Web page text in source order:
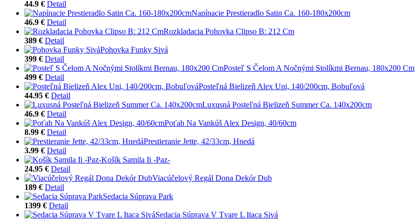
44.9 € Detail
Napínacie Prestieradlo Satin Ca. 160-180x200cm
46.9 € Detail
Rozkladacia Pohovka Clipso B: 212 Cm
389 € Detail
Pohovka Funky Sivá
399 € Detail
Posteľ S Čelom A Nočnými Stolíkmi Bernau, 180x200 Cm
499 € Detail
Posteľná Bielizeň Alex Uni, 140/200cm, Bobuľová
44.95 € Detail
Luxusná Posteľná Bielizeň Summer Ca. 140x200cm
46.9 € Detail
Poťah Na Vankúš Alex Design, 40/60cm
8.99 € Detail
Prestieranie Jette, 42/33cm, Hnedá
3.99 € Detail
Košík Samila Ii -Paz-
24.95 € Detail
Viacúčelový Regál Dona Dekór Dub
189 € Detail
Sedacia Súprava Park
1399 € Detail
Sedacia Súprava V Tvare L Itaca Sivá